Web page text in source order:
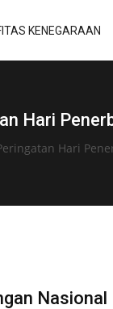
KENEGARAAN
Hari
Hari
Nasional